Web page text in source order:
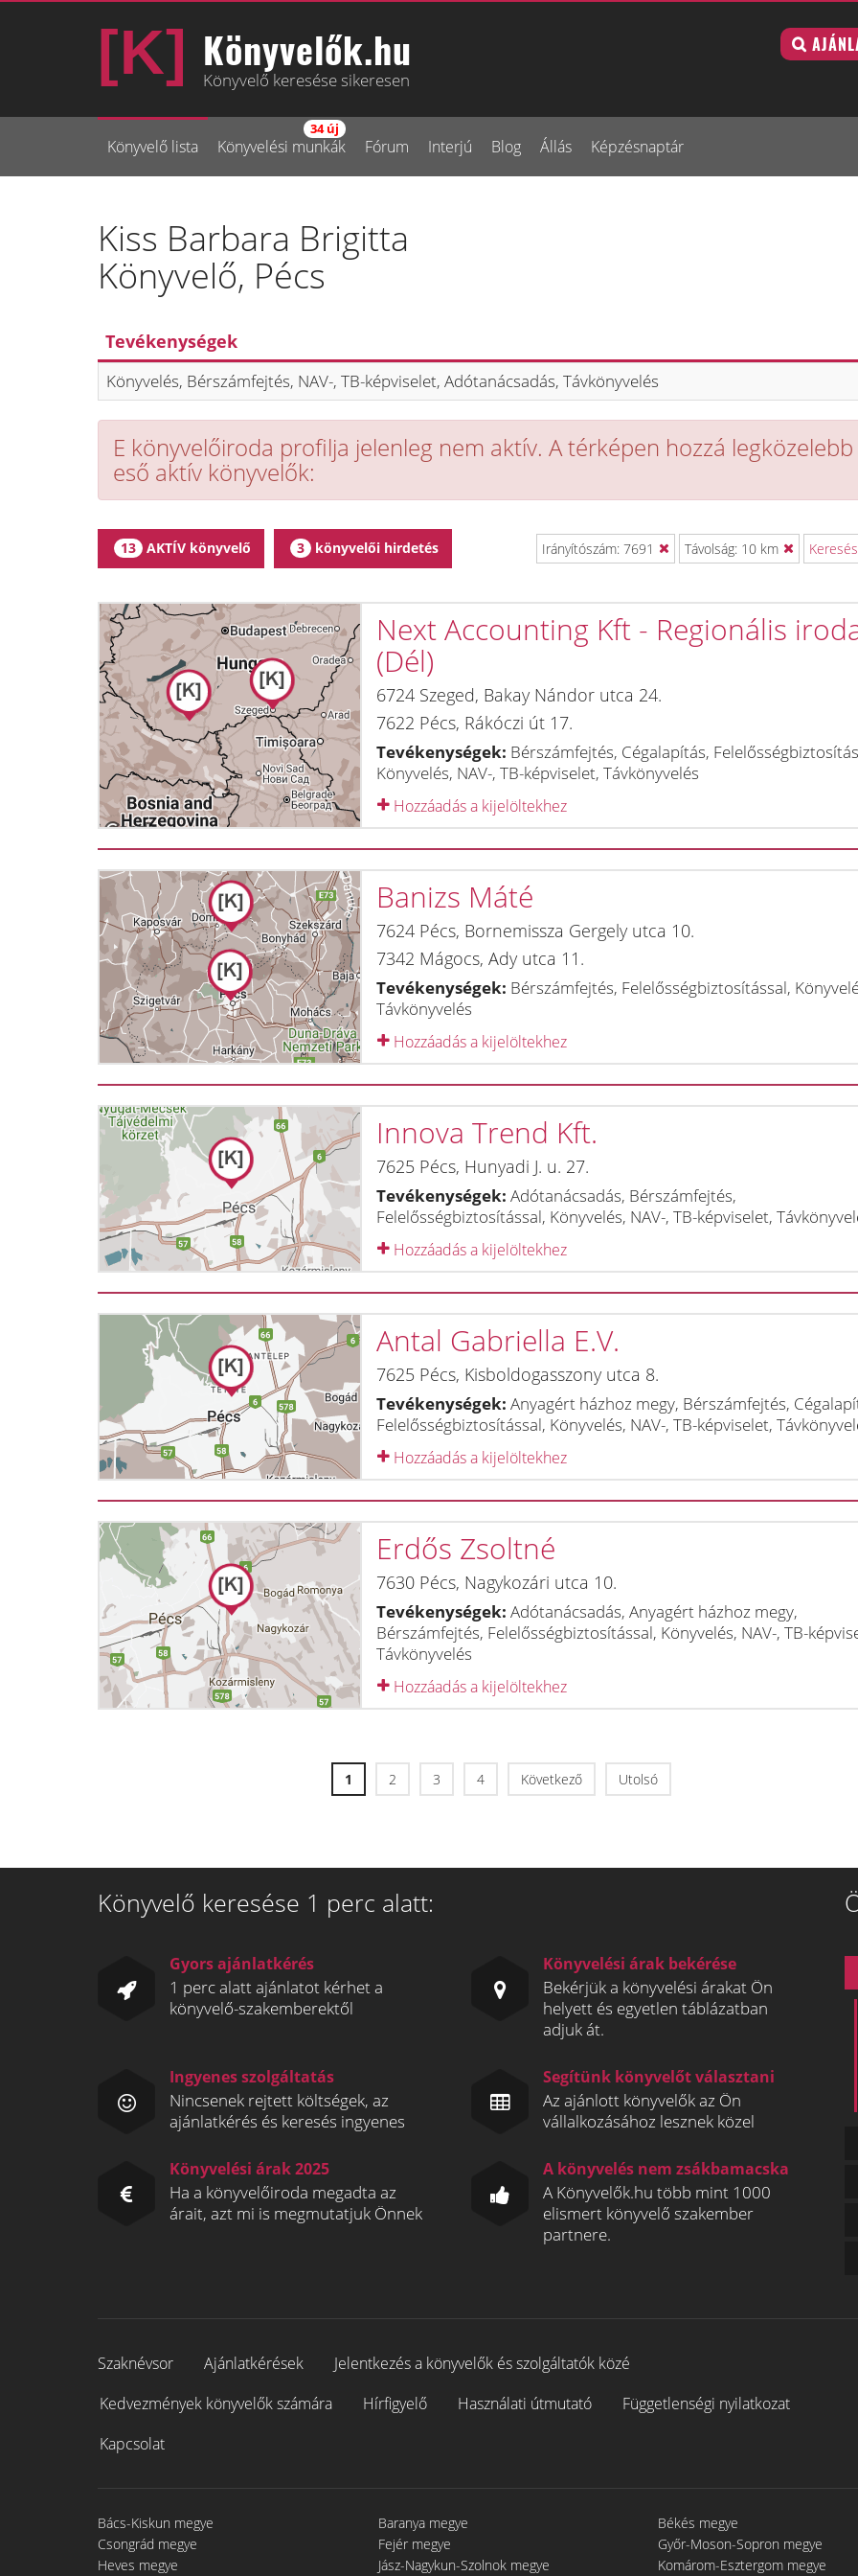
Könyvelők.hu
Könyvelő keresése sikeresen
Könyvelő lista Könyvelési munkák
34 új
Fórum Interjú Blog Állás Képzésnaptár
Kiss Barbara Brigitta
Könyvelő, Pécs
Tevékenységek
Könyvelés, Bérszámfejtés, NAV-, TB-képviselet, Adótanácsadás, Távkönyvelés
E könyvelőiroda profilja jelenleg nem aktív. A térképen hozzá legközelebb
eső aktív könyvelők:
13 AKTÍV könyvelő 3 könyvelői hirdetés Irányítószám: 7691 Távolság: 10 km
Next Accounting Kft - Regionális
(Dél)
6724 Szeged, Bakay Nándor utca 24.
7622 Pécs, Rákóczi út 17.
Tevékenységek: Bérszámfejtés, Cégalapítás,
Könyvelés, NAV-, TB-képviselet, Távkönyvelés
Hozzáadás a kijelöltekhez
Banizs Máté
7624 Pécs, Bornemissza Gergely utca 10.
7342 Mágocs, Ady utca 11.
Tevékenységek: Bérszámfejtés, Felelősségbiztosítással,
Távkönyvelés
Hozzáadás a kijelöltekhez
Innova Trend Kft.
7625 Pécs, Hunyadi J. u. 27.
Tevékenységek: Adótanácsadás, Bérszámfejtés,
Felelősségbiztosítással, Könyvelés, NAV-, TB-képviselet,
Hozzáadás a kijelöltekhez
Antal Gabriella E.V.
7625 Pécs, Kisboldogasszony utca 8.
Tevékenységek: Anyagért házhoz megy, Bérszámfejtés,
Felelősségbiztosítással, Könyvelés, NAV-, TB-képviselet,
Hozzáadás a kijelöltekhez
Erdős Zsoltné
7630 Pécs, Nagykozári utca 10.
Tevékenységek: Adótanácsadás, Anyagért házhoz megy,
Bérszámfejtés, Felelősségbiztosítással, Könyvelés, NAV-, TB-
Távkönyvelés
Hozzáadás a kijelöltekhez
1 2 3 4 Következő Utolsó
Könyvelő keresése 1 perc alatt:
Gyors ajánlatkérés
1 perc alatt ajánlatot kérhet a
könyvelő-szakemberektől
Könyvelési árak bekérése
Bekérjük a könyvelési árakat Ön
helyett és egyetlen táblázatban
adjuk át.
Ingyenes szolgáltatás
Nincsenek rejtett költségek, az
ajánlatkérés és keresés ingyenes
Segítünk könyvelőt választani
Az ajánlott könyvelők az Ön
vállalkozásához lesznek közel
Könyvelési árak 2025
Ha a könyvelőiroda megadta az
árait, azt mi is megmutatjuk Önnek
A könyvelés nem zsákbamacska
A Könyvelők.hu több mint 1000
elismert könyvelő szakember
partnere.
Szaknévsor Ajánlatkérések
Jelentkezés a könyvelők és szolgáltatók közé
Kedvezmények könyvelők számára
Hírfigyelő Használati útmutató
Függetlenségi nyilatkozat
Kapcsolat
Bács-Kiskun megye Baranya megye Békés megye
Csongrád megye
Fejér megye Győr-Moson-Sopron megye
Heves megye
Jász-Nagykun-Szolnok megye Komárom-Esztergom megye